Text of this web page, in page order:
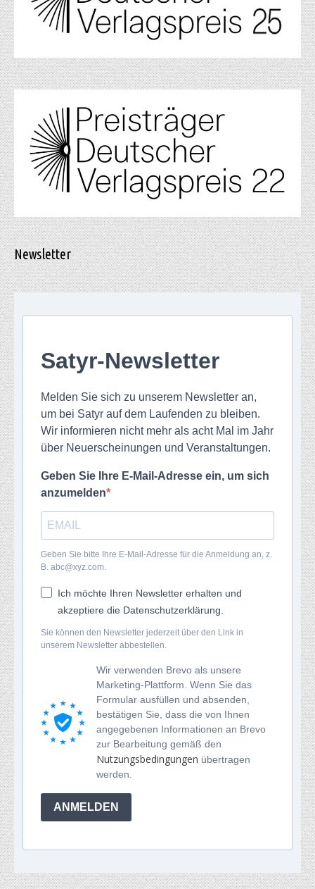
Newsletter
Satyr-Newsletter
Melden Sie sich zu unserem Newsletter an,
um bei Satyr auf dem Laufenden zu bleiben.
Wir informieren nicht mehr als acht Mal im Jahr
über Neuerscheinungen und Veranstaltungen.
Geben Sie Ihre E-Mail-Adresse ein, um sich
anzumelden
Geben Sie bitte Ihre E-Mail-Adresse für die Anmeldung an, z.
B. abc@xyz.com.
Ich möchte Ihren Newsletter erhalten und
akzeptiere die Datenschutzerklärung.
Sie können den Newsletter jederzeit über den Link in
unserem Newsletter abbestellen.
Wir verwenden Brevo als unsere
Marketing-Plattform. Wenn Sie das
Formular ausfüllen und absenden,
bestätigen Sie, dass die von Ihnen
angegebenen Informationen an Brevo
zur Bearbeitung gemäß den
Nutzungsbedingungen übertragen
werden.
ANMELDEN